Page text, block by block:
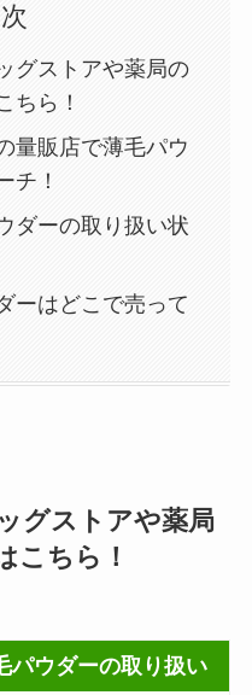
グストアや薬局の
ちら！
量販店で薄毛パウ
チ！
ダーの取り扱い状
ーはどこで売って
グストアや薬局
こちら！
パウダーの取り扱い